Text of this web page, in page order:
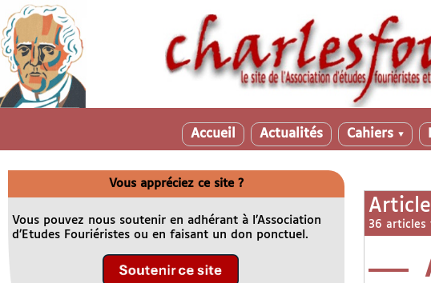
Accueil Actualités Cahiers ▼
36 articles
Vous appréciez ce site ?
Vous pouvez nous soutenir en adhérant à l’Association
d’Etudes Fouriéristes ou en faisant un don ponctuel.